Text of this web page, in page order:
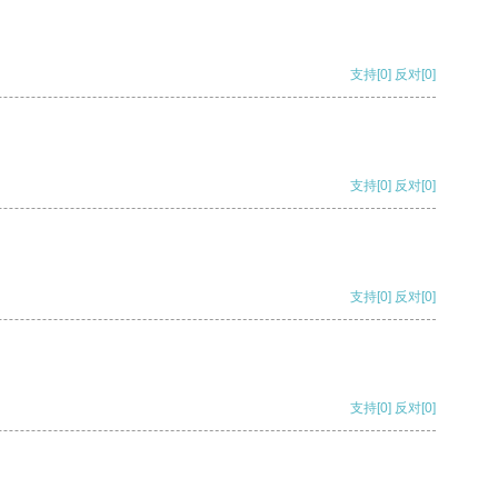
支持[0] 反对[0]
支持[0] 反对[0]
支持[0] 反对[0]
支持[0] 反对[0]